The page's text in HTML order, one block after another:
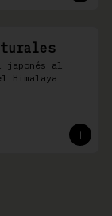
al
Himalaya